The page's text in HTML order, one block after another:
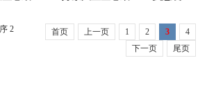
2
首页 上一页 1 2 3
4
下一页
尾页